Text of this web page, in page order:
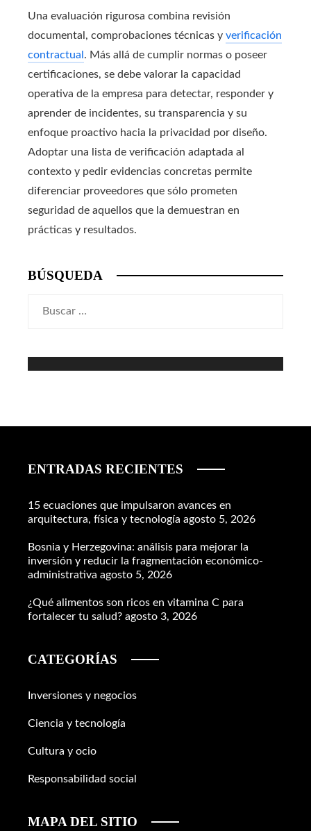
Una evaluación rigurosa combina revisión
documental, comprobaciones técnicas y verificación
contractual . Más allá de cumplir normas o poseer
certificaciones, se debe valorar la capacidad
operativa de la empresa para detectar, responder y
aprender de incidentes, su transparencia y su
enfoque proactivo hacia la privacidad por diseño.
Adoptar una lista de verificación adaptada al
contexto y pedir evidencias concretas permite
diferenciar proveedores que sólo prometen
seguridad de aquellos que la demuestran en
prácticas y resultados.
BÚSQUEDA
ENTRADAS RECIENTES
15 ecuaciones que impulsaron avances en
arquitectura, física y tecnología agosto 5, 2026
Bosnia y Herzegovina: análisis para mejorar la
inversión y reducir la fragmentación económico-
administrativa agosto 5, 2026
¿Qué alimentos son ricos en vitamina C para
fortalecer tu salud? agosto 3, 2026
CATEGORÍAS
Inversiones y negocios
Ciencia y tecnología
Cultura y ocio
Responsabilidad social
MAPA DEL SITIO